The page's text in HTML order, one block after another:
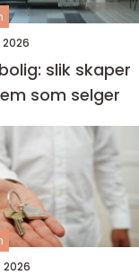
slik skaper
som selger